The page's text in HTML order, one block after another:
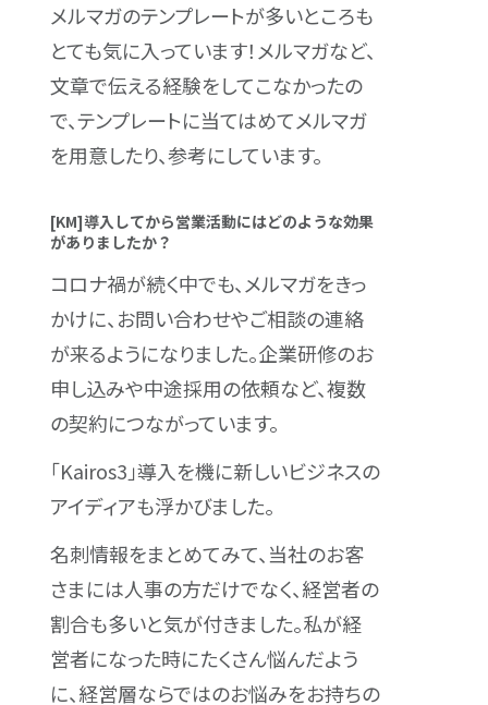
メルマガのテンプレートが多いところも
とても気に入っています！メルマガなど、
文章で伝える経験をしてこなかったの
で、テンプレートに当てはめてメルマガ
を用意したり、参考にしています。
[KM]導入してから営業活動にはどのような効果
がありましたか？
コロナ禍が続く中でも、メルマガをきっ
かけに、お問い合わせやご相談の連絡
が来るようになりました。企業研修のお
申し込みや中途採用の依頼など、複数
の契約につながっています。
「Kairos3」導入を機に新しいビジネスの
アイディアも浮かびました。
名刺情報をまとめてみて、当社のお客
さまには人事の方だけでなく、経営者の
割合も多いと気が付きました。私が経
営者になった時にたくさん悩んだよう
に、経営層ならではのお悩みをお持ちの